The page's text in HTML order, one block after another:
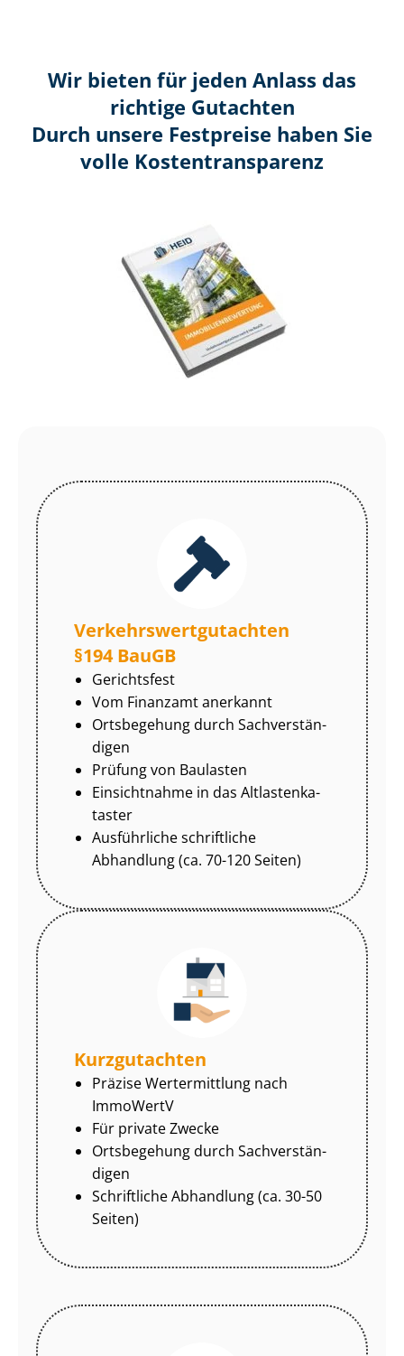
Wir bieten für jeden Anlass das
richtige Gutachten
Durch unsere Festpreise haben Sie
volle Kosten­transparenz
Ver­kehrs­wert­gut­ach­ten
§194 BauGB
Gerichtsfest
Vom Finanzamt anerkannt
Ortsbegehung durch Sach­ver­stän­
di­gen
Prüfung von Baulasten
Einsichtnahme in das Alt­las­ten­ka­
tas­ter
Ausführliche schriftliche
Abhandlung (ca. 70-120 Seiten)
Kurzgutachten
Präzise Wertermittlung nach
ImmoWertV
Für private Zwecke
Ortsbegehung durch Sach­ver­stän­
di­gen
Schriftliche Abhandlung (ca. 30-50
Seiten)